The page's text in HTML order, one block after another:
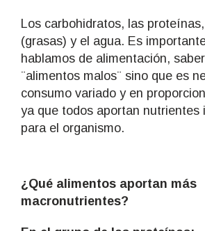
Los carbohidratos, las
(grasas) y el agua. Es
hablamos de alimentación,
¨alimentos malos¨ sino que es
consumo variado y en
ya que todos aportan nutrientes
para el organismo.
¿Qué alimentos aportan más
macronutrientes?